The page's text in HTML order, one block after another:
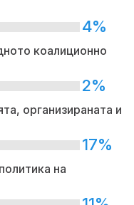
4%
коалиционно
2%
организираната и
17%
на